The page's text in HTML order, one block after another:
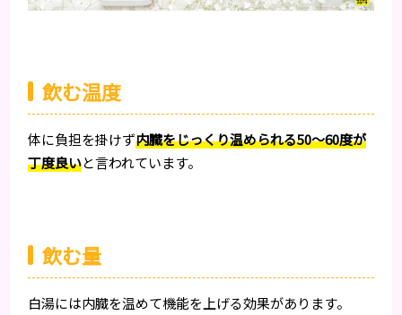
飲む温度
体に負担を掛けず内臓をじっくり温められる50～60度が
丁度良いと言われています。
飲む量
白湯には内臓を温めて機能を上げる効果があります。